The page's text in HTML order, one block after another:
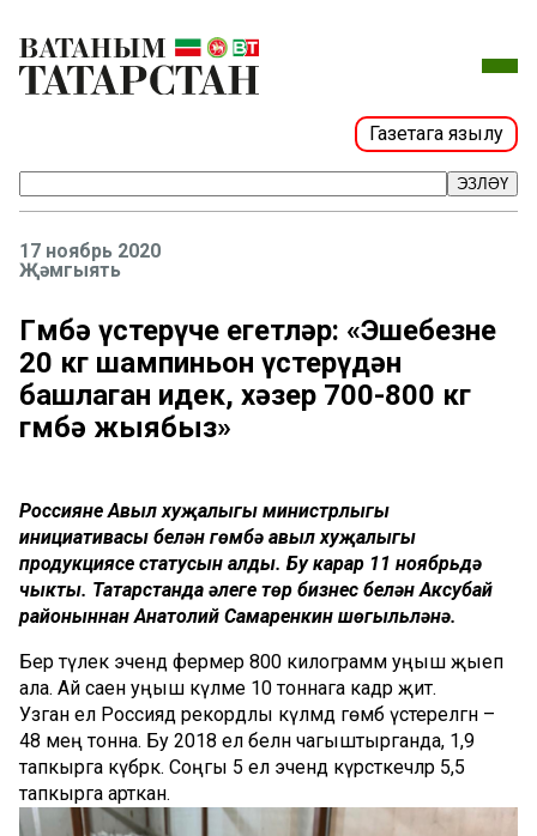
Газетага язылу
ЭЗЛӘҮ
17 ноябрь 2020
Җәмгыять
Гөмбә үстерүче егетләр: «Эшебезне
20 кг шампиньон үстерүдән
башлаган идек, хәзер 700-800 кг
гөмбә жыябыз»
Россиянең Авыл хуҗалыгы министрлыгы
инициативасы белән гөмбә авыл хуҗалыгы
продукциясе статусын алды. Бу карар 11 ноябрьдә
чыкты. Татарстанда әлеге төр бизнес белән Аксубай
районыннан Анатолий Самаренкин шөгыльләнә.
Бер тәүлек эчендә фермер 800 килограмм уңыш җыеп
ала. Ай саен уңыш күләме 10 тоннага кадәр җитә.
Узган ел Россиядә рекордлы күләмдә гөмбә үстерелгән –
48 мең тонна. Бу 2018 ел белән чагыштырганда, 1,9
тапкырга күбрәк. Соңгы 5 ел эчендә күрсәткечләр 5,5
тапкырга арткан.